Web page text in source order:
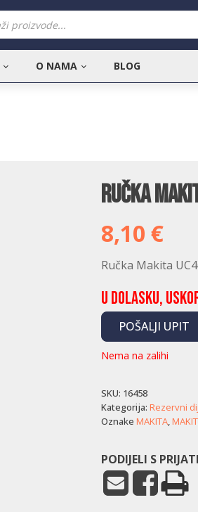
O NAMA BLOG
Ručka
8,10 €
Ručka Makita
U dolasku,
POŠALJI UPIT
Nema na zalihi
SKU: 16458
Kategorija: Rezervni
Oznake MAKITA,
PODIJELI S